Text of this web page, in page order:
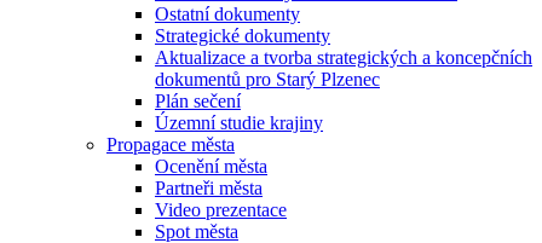
Ostatní dokumenty
Strategické dokumenty
Aktualizace a tvorba strategických a koncepčních
dokumentů pro Starý Plzenec
Plán sečení
Územní studie krajiny
Propagace města
Ocenění města
Partneři města
Video prezentace
Spot města